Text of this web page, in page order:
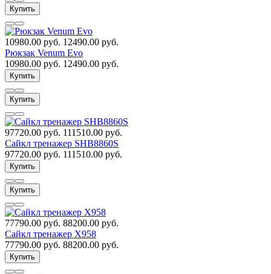
Купить
10980.00 руб. 12490.00 руб.
Рюкзак Venum Evo
10980.00 руб. 12490.00 руб.
Купить
Купить
97720.00 руб. 111510.00 руб.
Сайкл тренажер SHB8860S
97720.00 руб. 111510.00 руб.
Купить
Купить
77790.00 руб. 88200.00 руб.
Сайкл тренажер X958
77790.00 руб. 88200.00 руб.
Купить